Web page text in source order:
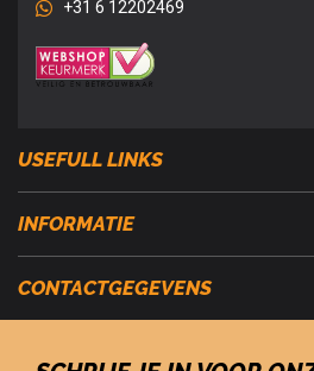
+31 6 12202469
USEFULL LINKS
INFORMATIE
CONTACTGEGEVENS